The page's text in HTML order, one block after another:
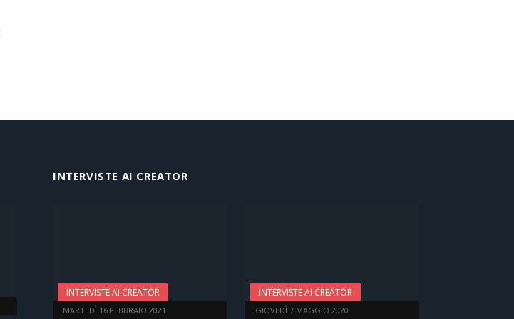
INTERVISTE AI CREATOR
INTERVISTE AI CREATOR
MARTEDÌ 16 FEBBRAIO 2021
INTERVISTE AI CREATOR
GIOVEDÌ 7 MAGGIO 2020